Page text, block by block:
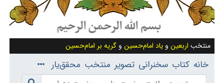
منتخب اربعین و یاد امام‌حسین و گریه بر امام‌حسین
خانه کتاب سخنرانی تصویر منتخب محقق‌یار